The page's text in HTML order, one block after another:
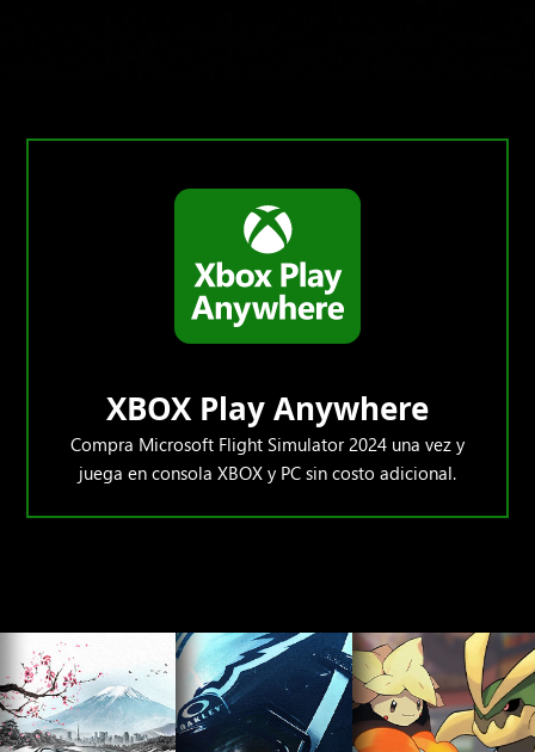
XBOX Play Anywhere
Compra Microsoft Flight Simulator 2024 una vez y
juega en consola XBOX y PC sin costo adicional.